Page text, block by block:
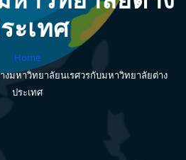
ะเทศ
Home
งมหาวิทยาลัยนเรศวรกับมหาวิทยาลัยต่าง
ประเทศ